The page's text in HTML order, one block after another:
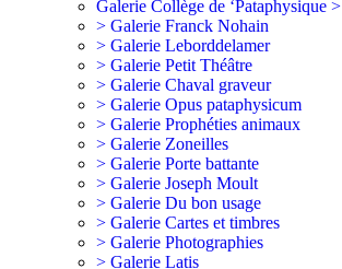
Galerie Collège de ‘Pataphysique >
> Galerie Franck Nohain
> Galerie Leborddelamer
> Galerie Petit Théâtre
> Galerie Chaval graveur
> Galerie Opus pataphysicum
> Galerie Prophéties animaux
> Galerie Zoneilles
> Galerie Porte battante
> Galerie Joseph Moult
> Galerie Du bon usage
> Galerie Cartes et timbres
> Galerie Photographies
> Galerie Latis